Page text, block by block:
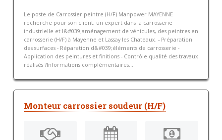
Le poste de Carrossier peintre (H/F) Manpower MAYENNE
recherche pour son client, un expert dans la carrosserie
industrielle et l&#039;aménagement de véhicules, des peintres en
carrosserie (H/F) à Mayenne et Lassay les Chateaux. - Préparation
des surfaces - Réparation d&#039;éléments de carrosserie -
Application des peintures et finitions - Contrôle qualité des travaux
réalisés ?Informations complémentaires...
Monteur carrossier soudeur (H/F)